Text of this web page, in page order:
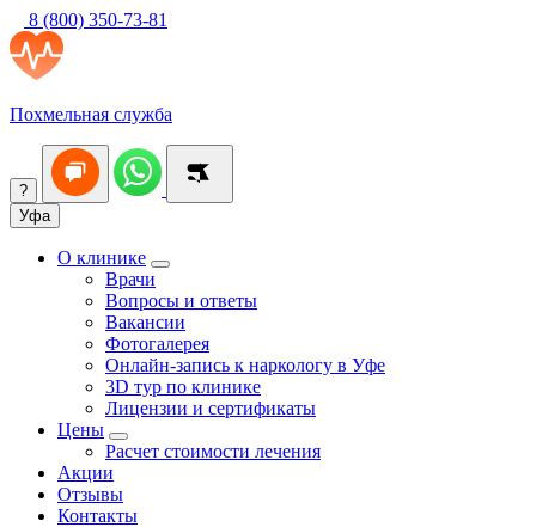
8 (800) 350-73-81
Похмельная служба
?
Уфа
О клинике
Врачи
Вопросы и ответы
Вакансии
Фотогалерея
Онлайн-запись к наркологу в Уфе
3D тур по клинике
Лицензии и сертификаты
Цены
Расчет стоимости лечения
Акции
Отзывы
Контакты